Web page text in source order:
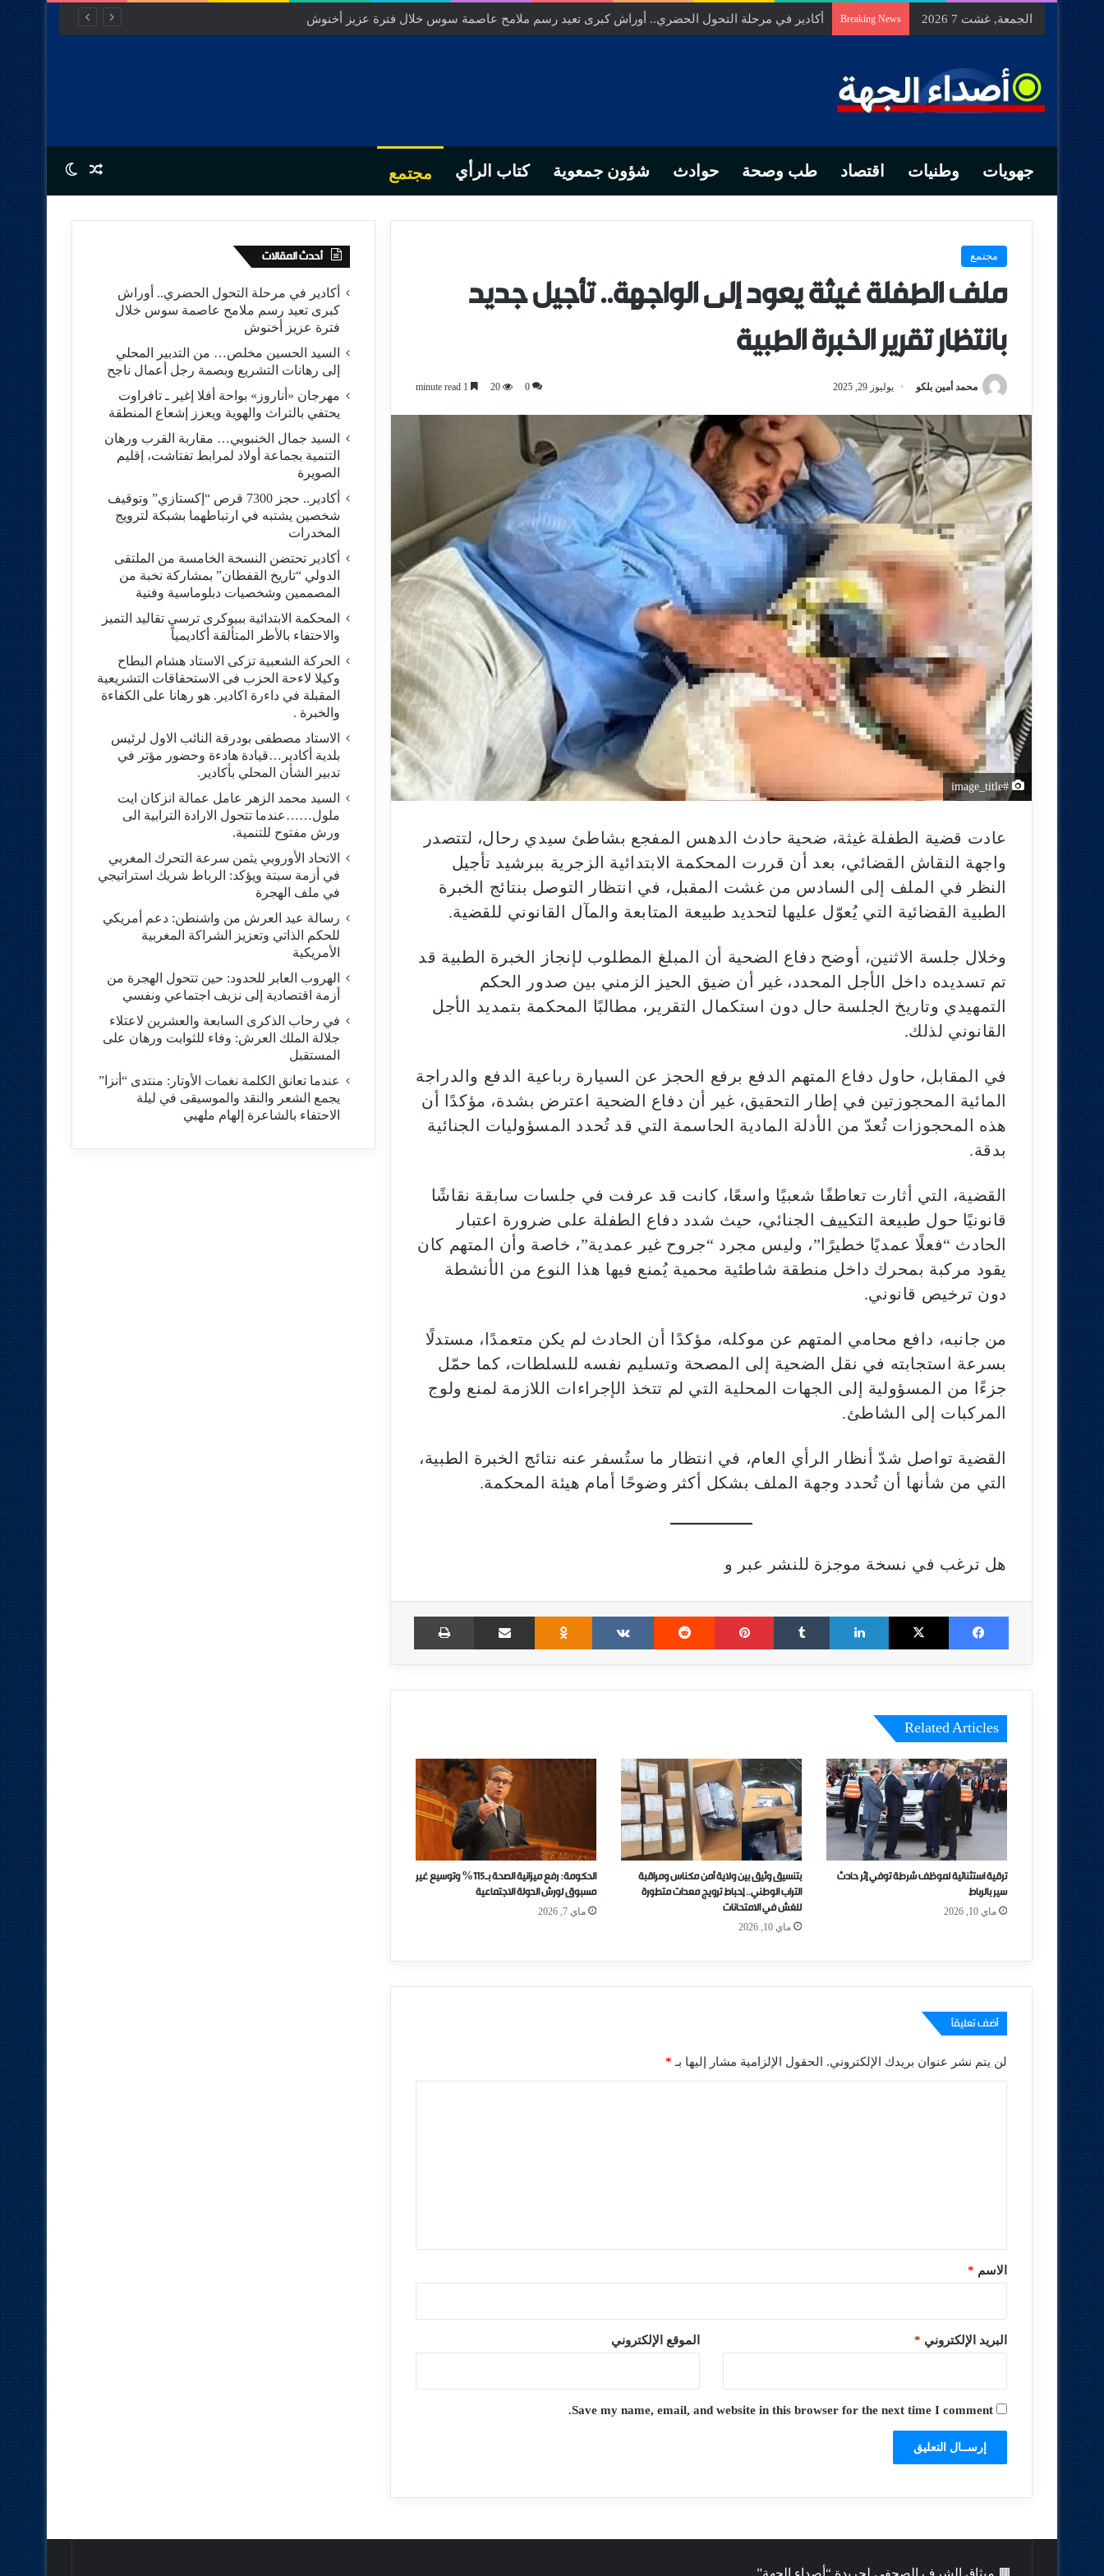
الجمعة, غشت 7 2026 Breaking News أكادير في مرحلة التحول الحضري.. أوراش كبرى تعيد رسم ملامح عاصمة سوس خلال فترة عزيز أخنوش
جهويات وطنيات اقتصاد طب وصحة حوادث شؤون جمعوية كتاب الرأي مجتمع Random Article
Switch skin
مجتمع
ملف الطفلة غيثة يعود إلى الواجهة.. تأجيل جديد
بانتظار تقرير الخبرة الطبية
محمد أمين بلكو يوليوز 29, 2025 0
20
#image_title
عادت قضية الطفلة غيثة، ضحية حادث الدهس المفجع بشاطئ سيدي رحال، لتتصدر
واجهة النقاش القضائي، بعد أن قررت المحكمة الابتدائية الزجرية ببرشيد تأجيل
النظر في الملف إلى السادس من غشت المقبل، في انتظار التوصل بنتائج الخبرة
الطبية القضائية التي يُعوّل عليها لتحديد طبيعة المتابعة والمآل القانوني للقضية.
وخلال جلسة الاثنين، أوضح دفاع الضحية أن المبلغ المطلوب لإنجاز الخبرة الطبية قد
تم تسديده داخل الأجل المحدد، غير أن ضيق الحيز الزمني بين صدور الحكم
التمهيدي وتاريخ الجلسة حال دون استكمال التقرير، مطالبًا المحكمة بتمديد الأجل
القانوني لذلك.
في المقابل، حاول دفاع المتهم الدفع برفع الحجز عن السيارة رباعية الدفع والدراجة
المائية المحجوزتين في إطار التحقيق، غير أن دفاع الضحية اعترض بشدة، مؤكدًا أن
هذه المحجوزات تُعدّ من الأدلة المادية الحاسمة التي قد تُحدد المسؤوليات الجنائية
بدقة.
القضية، التي أثارت تعاطفًا شعبيًا واسعًا، كانت قد عرفت في جلسات سابقة نقاشًا
قانونيًا حول طبيعة التكييف الجنائي، حيث شدد دفاع الطفلة على ضرورة اعتبار
الحادث “فعلًا عمديًا خطيرًا”، وليس مجرد “جروح غير عمدية”، خاصة وأن المتهم كان
يقود مركبة بمحرك داخل منطقة شاطئية محمية يُمنع فيها هذا النوع من الأنشطة
دون ترخيص قانوني.
من جانبه، دافع محامي المتهم عن موكله، مؤكدًا أن الحادث لم يكن متعمدًا، مستدلًا
بسرعة استجابته في نقل الضحية إلى المصحة وتسليم نفسه للسلطات، كما حمّل
جزءًا من المسؤولية إلى الجهات المحلية التي لم تتخذ الإجراءات اللازمة لمنع ولوج
المركبات إلى الشاطئ.
القضية تواصل شدّ أنظار الرأي العام، في انتظار ما ستُسفر عنه نتائج الخبرة الطبية،
التي من شأنها أن تُحدد وجهة الملف بشكل أكثر وضوحًا أمام هيئة المحكمة.
هل ترغب في نسخة موجزة للنشر عبر و
Facebook
X
LinkedIn
Tumblr
Pinterest
Reddit
VKontakte
Odnoklassniki
Share via Email
Print
Related Articles
ترقية استثنائية لموظف شرطة توفي إثر حادث
سير بالرباط
ماي 10, 2026
بتنسيق وثيق بين ولاية أمن مكناس ومراقبة
التراب الوطني.. إحباط ترويج معدات متطورة
للغش في الامتحانات
ماي 10, 2026
الحكومة: رفع ميزانية الصحة بـ115% وتوسيع غير
مسبوق لورش الدولة الاجتماعية
ماي 7, 2026
أضف تعليقاً
لن يتم نشر عنوان بريدك الإلكتروني. الحقول الإلزامية مشار إليها بـ *
*الاسم *
البريد الإلكتروني * الموقع الإلكتروني
Save my name, email, and website in this browser for the next time I comment.
أحدث المقالات
أكادير في مرحلة التحول الحضري.. أوراش
كبرى تعيد رسم ملامح عاصمة سوس خلال
فترة عزيز أخنوش
السيد الحسين مخلص… من التدبير المحلي
إلى رهانات التشريع وبصمة رجل أعمال ناجح
مهرجان «أناروز» بواحة أفلا إغير ـ تافراوت
يحتفي بالتراث والهوية ويعزز إشعاع المنطقة
السيد جمال الخنبوبي… مقاربة القرب ورهان
التنمية بجماعة أولاد لمرابط تفتاشت، إقليم
الصويرة
أكادير.. حجز 7300 قرص “إكستازي” وتوقيف
شخصين يشتبه في ارتباطهما بشبكة لترويج
المخدرات
أكادير تحتضن النسخة الخامسة من الملتقى
الدولي “تاريخ القفطان” بمشاركة نخبة من
المصممين وشخصيات دبلوماسية وفنية
المحكمة الابتدائية ببيوكرى ترسي تقاليد التميز
والاحتفاء بالأطر المتألقة أكاديمياً
الحركة الشعبية تزكى الاستاد هشام البطاح
وكيلا لاءحة الحزب فى الاستحقاقات التشريعية
المقبلة في داءرة اكادير. هو رهانا على الكفاءة
والخبرة .
الاستاد مصطفى بودرقة النائب الاول لرئيس
بلدية أكادير…قيادة هادءة وحضور مؤتر في
تدبير الشأن المحلي بأكادير.
السيد محمد الزهر عامل عمالة انزكان ايت
ملول……عندما تتحول الارادة الترابية الى
ورش مفتوح للتنمية.
الاتحاد الأوروبي يثمن سرعة التحرك المغربي
في أزمة سبتة ويؤكد: الرباط شريك استراتيجي
في ملف الهجرة
رسالة عيد العرش من واشنطن: دعم أمريكي
للحكم الذاتي وتعزيز الشراكة المغربية
الأمريكية
​الهروب العابر للحدود: حين تتحول الهجرة من
أزمة اقتصادية إلى نزيف اجتماعي ونفسي
في رحاب الذكرى السابعة والعشرين لاعتلاء
جلالة الملك العرش: وفاء للثوابت ورهان على
المستقبل
​عندما تعانق الكلمة نغمات الأوتار: منتدى “أنزا”
يجمع الشعر والنقد والموسيقى في ليلة
الاحتفاء بالشاعرة إلهام ملهبي
🟫 ميثاق الشرف الصحفي لجريدة “أصداء الجهة”